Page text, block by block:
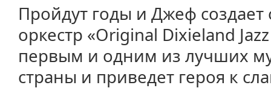
Пройдут годы и Джеф
оркестр «Original Dixieland
первым и одним из лучших
страны и приведет героя к